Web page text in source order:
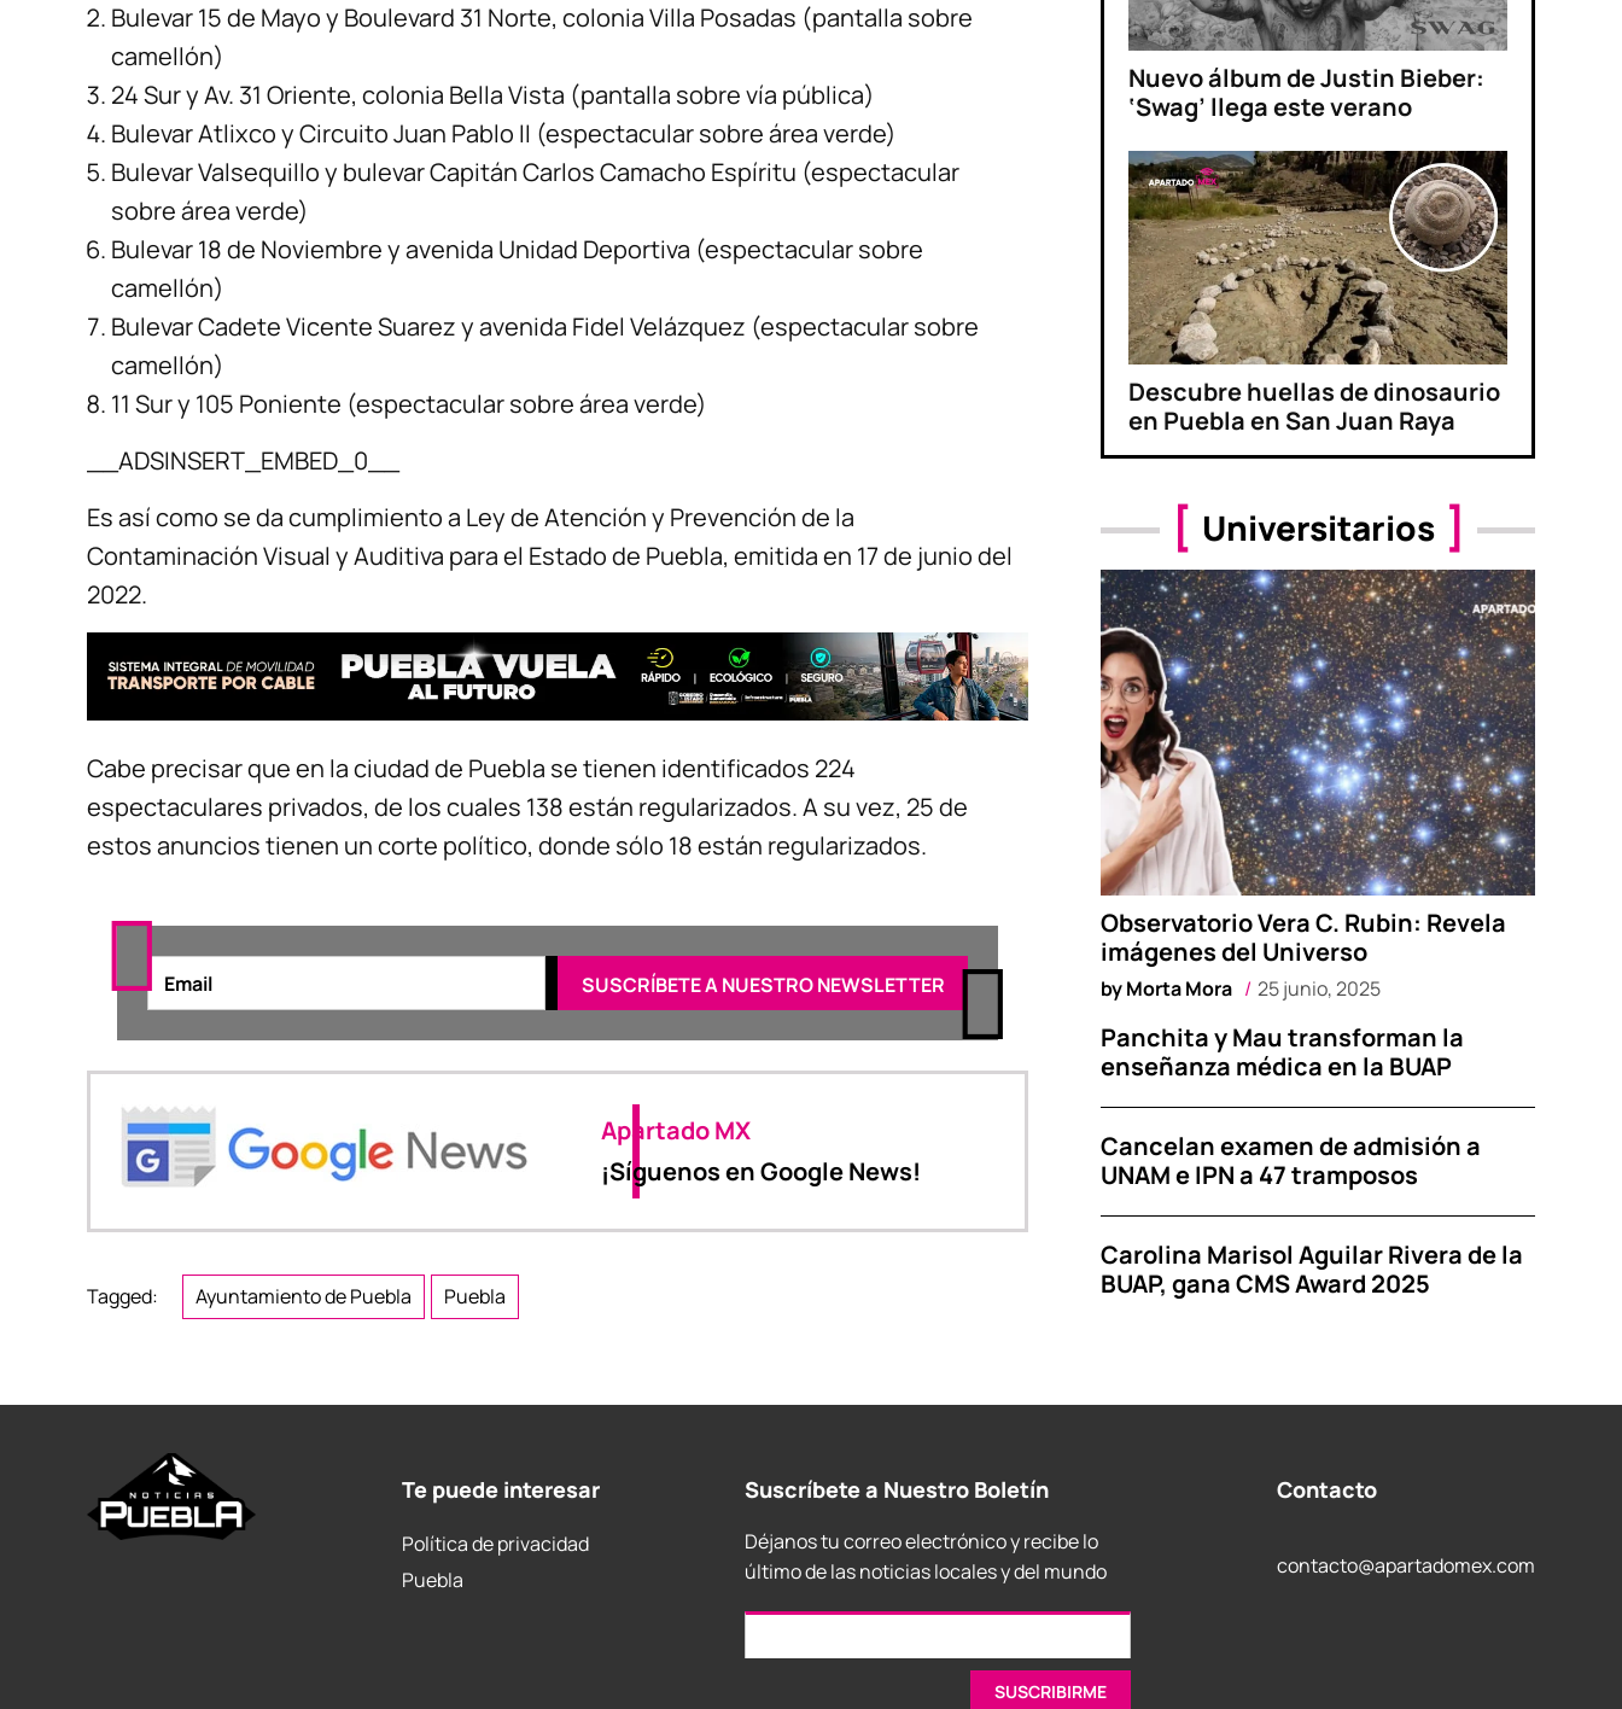
Bulevar 15 de Mayo y Boulevard 31 Norte, colonia Villa Posadas (pantalla sobre
camellón)
24 Sur y Av. 31 Oriente, colonia Bella Vista (pantalla sobre vía pública)
Bulevar Atlixco y Circuito Juan Pablo II (espectacular sobre área verde)
Bulevar Valsequillo y bulevar Capitán Carlos Camacho Espíritu (espectacular
sobre área verde)
Bulevar 18 de Noviembre y avenida Unidad Deportiva (espectacular sobre
camellón)
Bulevar Cadete Vicente Suarez y avenida Fidel Velázquez (espectacular sobre
camellón)
11 Sur y 105 Poniente (espectacular sobre área verde)
__ADSINSERT_EMBED_0__
Es así como se da cumplimiento a Ley de Atención y Prevención de la
Contaminación Visual y Auditiva para el Estado de Puebla, emitida en 17 de junio del
2022.
Cabe precisar que en la ciudad de Puebla se tienen identificados 224
espectaculares privados, de los cuales 138 están regularizados. A su vez, 25 de
estos anuncios tienen un corte político, donde sólo 18 están regularizados.
Apartado MX
¡Síguenos en Google News!
Tagged: Ayuntamiento de Puebla Puebla
Nuevo álbum de Justin Bieber:
‘Swag’ llega este verano
Descubre huellas de dinosaurio
en Puebla en San Juan Raya
Universitarios
Observatorio Vera C. Rubin: Revela
imágenes del Universo
byMorta Mora 25 junio, 2025
Panchita y Mau transforman la
enseñanza médica en la BUAP
Cancelan examen de admisión a
UNAM e IPN a 47 tramposos
Carolina Marisol Aguilar Rivera de la
BUAP, gana CMS Award 2025
Te puede interesar
Política de privacidad
Puebla
Suscríbete a Nuestro Boletín
Déjanos tu correo electrónico y recibe lo
último de las noticias locales y del mundo
Contacto
contacto@apartadomex.com